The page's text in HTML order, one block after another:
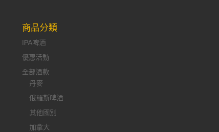
商品分類
IPA啤酒
優惠活動
全部酒款
丹麥
俄羅斯啤酒
其他國別
加拿大